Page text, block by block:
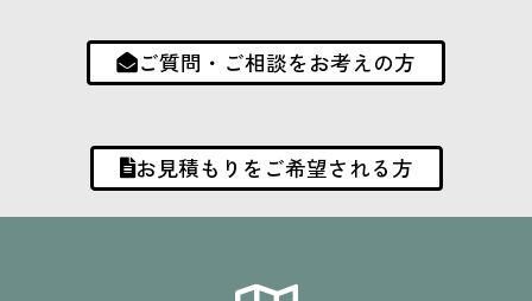
ご質問・ご相談をお考えの方
お見積もりをご希望される方